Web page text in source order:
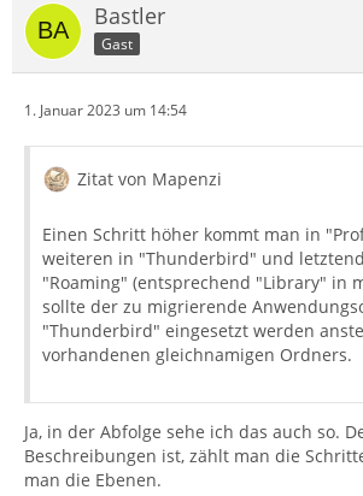
Bastler
Gast
1. Januar 2023 um 14:54
Zitat von Mapenzi
Einen Schritt höher kommt man in
weiteren in "Thunderbird" und
"Roaming" (entsprechend "Library" in
sollte der zu migrierende
"Thunderbird" eingesetzt werden
vorhandenen gleichnamigen Ordners.
Ja, in der Abfolge sehe ich das auch so.
Beschreibungen ist, zählt man die
man die Ebenen.